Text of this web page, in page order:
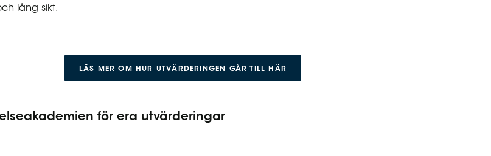
lång sikt.
LÄS MER OM HUR UTVÄRDERINGEN GÅR TILL HÄR
för era utvärderingar